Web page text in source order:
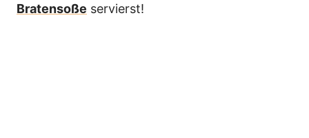
Bratensoße servierst!